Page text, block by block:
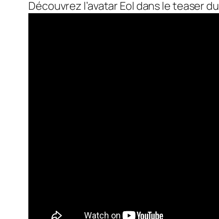
Découvrez l’avatar Eol dans le teaser